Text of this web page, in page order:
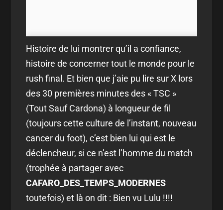
Histoire de lui montrer qu’il a confiance,
histoire de concerner tout le monde pour le
rush final. Et bien que j’aie pu lire sur X lors
des 30 premières minutes des « TSC »
(Tout Sauf Cardona) à longueur de fil
(toujours cette culture de l’instant, nouveau
cancer du foot), c’est bien lui qui est le
déclencheur, si ce n’est l’homme du match
(trophée à partager avec
CAFARO_DES_TEMPS_MODERNES
toutefois) et là on dit : Bien vu Lulu !!!!